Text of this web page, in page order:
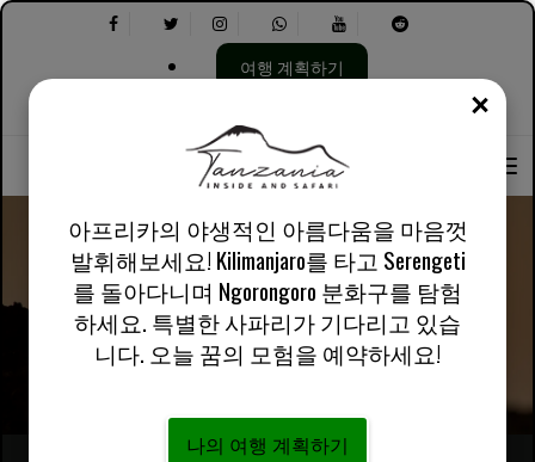
여행 계획하기
을
하
세
요.
Lake Natron
아프리카의 야생적인 아름다움을 마음껏
발휘해보세요! Kilimanjaro를 타고 Serengeti
를 돌아다니며 Ngorongoro 분화구를 탐험
하세요. 특별한 사파리가 기다리고 있습
니다. 오늘 꿈의 모험을 예약하세요!
나의 여행 계획하기
닫기